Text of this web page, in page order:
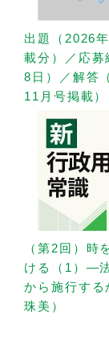
出題（2026
載分）／応募
8日）／解答
11月号掲載）
（第2回）時
ける（1）—
から施行する
珠美）